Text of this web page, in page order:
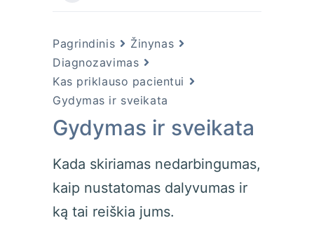
Pagrindinis
Žinynas
Diagnozavimas
Kas priklauso pacientui
Gydymas ir sveikata
Gydymas ir sveikata
Kada skiriamas nedarbingumas,
kaip nustatomas dalyvumas ir
ką tai reiškia jums.